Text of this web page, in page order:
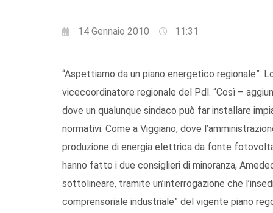
14 Gennaio 2010 11:31
“Aspettiamo da un piano energetico regionale”.
vicecoordinatore regionale del Pdl. “Così –
dove un qualunque sindaco può far installare
normativi. Come a Viggiano, dove
produzione di energia elettrica da fonte
hanno fatto i due consiglieri di minoranza,
sottolineare, tramite un’interrogazione che
comprensoriale industriale” del vigente piano